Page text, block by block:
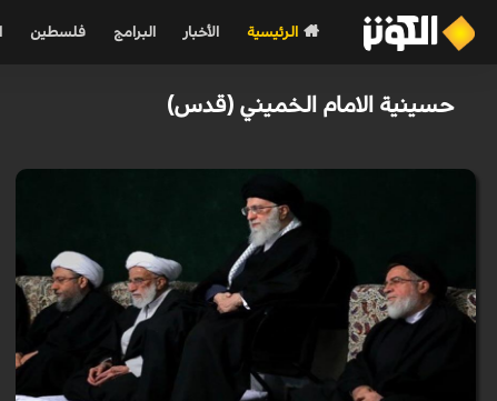
الرئيسية الأخبار البرامج فلسطين
حسينية الامام الخميني (قدس)